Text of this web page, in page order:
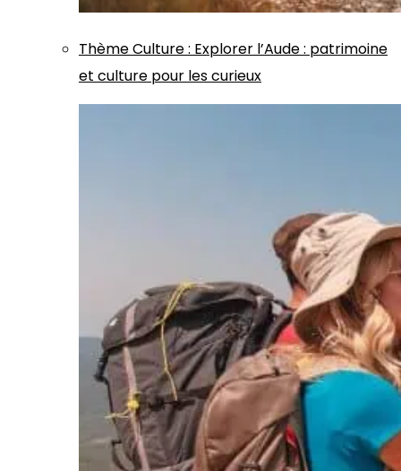
ThèmeCulture: Explorer l’Aude : patrimoine
et culture pour les curieux